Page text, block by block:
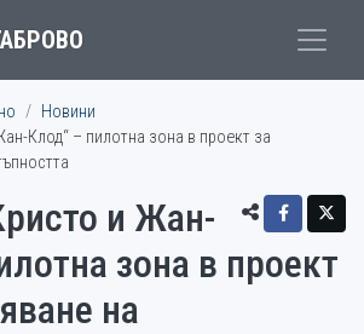
Новини
Клод“ – пилотна зона в проект за
и Жан-
зона в проект
на